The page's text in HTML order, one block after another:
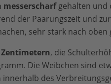
messerscharfgehalten und
der Paarungszeit und
sehr stark nach
, die
Die Weibchen sind
des